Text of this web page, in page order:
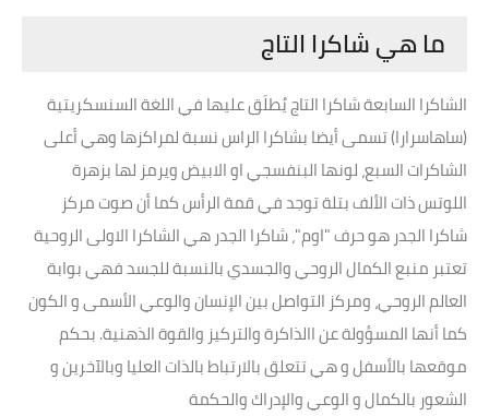
ما هي شاكرا التاج
الشاكرا السابعة شاكرا التاج يُطلَق عليها في اللغة السنسكريتية
(ساهاسرارا) تسمى أيضا بشاكرا الراس نسبة لمراكزها وهي أعلى
الشاكرات السبع، لونها البنفسجي او الابيض ويرمز لها بزهرة
اللوتس ذات الألف بتلة توجد في قمة الرأس كما أن صوت مركز
شاكرا الجدر هو حرف "اوم"، شاكرا الجدر هي الشاكرا الاولى الروحية
تعتبر منبع الكمال الروحي والجسدي بالنسبة للجسد فهي بوابة
العالم الروحي، ومركز التواصل بين الإنسان والوعي الأسمى و الكون
كما أنها المسؤولة عن االذاكرة والتركيز والقوة الذهنية. بحكم
موقعها بالأسفل و هي تتعلق بالارتباط بالذات العليا وبالآخرين و
الشعور بالكمال و الوعي والإدراك والحكمة